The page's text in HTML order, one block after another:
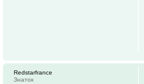
Redstarfrance
Знаток